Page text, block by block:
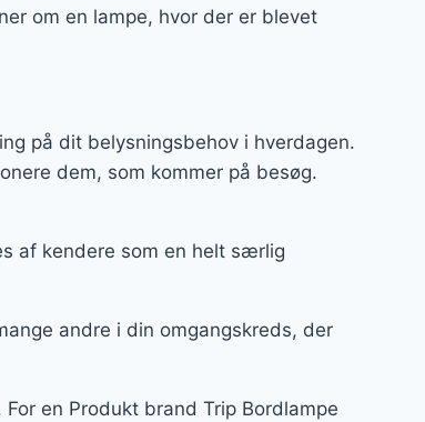
om en lampe, hvor der er blevet
på dit belysningsbehov i hverdagen.
dem, som kommer på besøg.
af kendere som en helt særlig
andre i din omgangskreds, der
en Produkt brand Trip Bordlampe